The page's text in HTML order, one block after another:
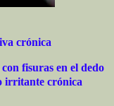
crónica
fisuras en el dedo
irritante crónica